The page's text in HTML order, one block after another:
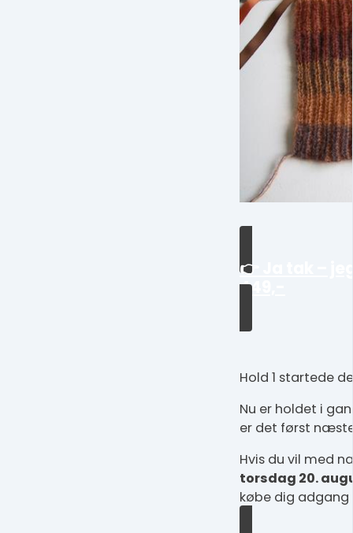
👉 Ja tak –
449,-
Hold 1 startede
Nu er holdet i
er det først
Hvis du vil med
torsdag 20.
købe dig adgang